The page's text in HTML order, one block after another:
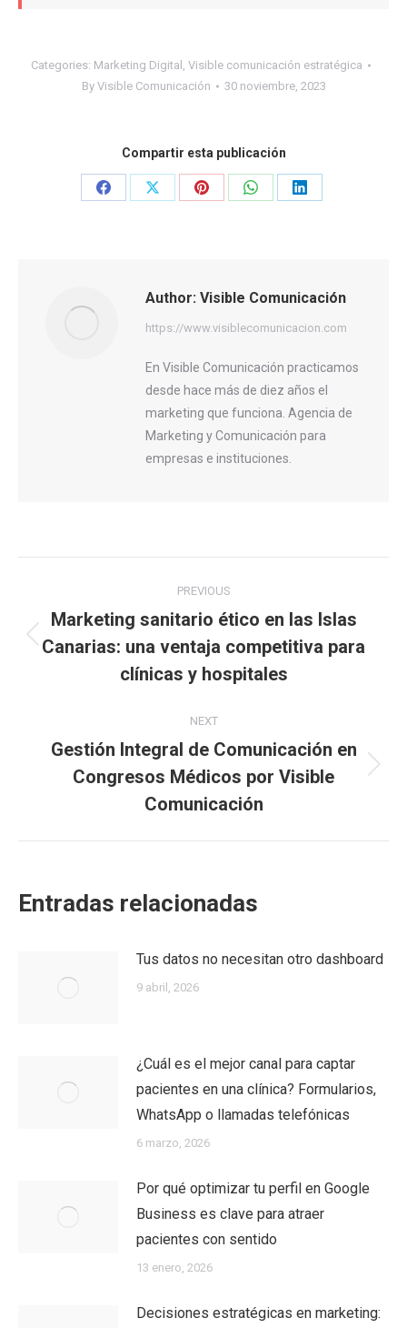
Categories: Marketing Digital , Visible comunicación estratégica
By Visible Comunicación 30 noviembre, 2023
Compartir esta publicación
Share
Share
Share
Share
Share
Author: Visible Comunicación
https://www.visiblecomunicacion.com
En Visible Comunicación practicamos
desde hace más de diez años el
marketing que funciona. Agencia de
Marketing y Comunicación para
empresas e instituciones.
navigation
PREVIOUS
Previous
post:
Marketing sanitario ético en las Islas
Canarias: una ventaja competitiva para
clínicas y hospitales
NEXT
Next
post:
Gestión Integral de Comunicación en
Congresos Médicos por Visible
Comunicación
Entradas relacionadas
Tus datos no necesitan otro dashboard
9 abril, 2026
¿Cuál es el mejor canal para captar
pacientes en una clínica? Formularios,
WhatsApp o llamadas telefónicas
6 marzo, 2026
Por qué optimizar tu perfil en Google
Business es clave para atraer
pacientes con sentido
13 enero, 2026
Decisiones estratégicas en marketing: